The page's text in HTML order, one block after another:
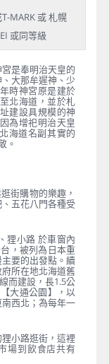
MARK 或 札幌
或同等級
是奉明治天皇的
大那牟遲神、少
時神宮原是建於
北海道，並於札
建設具規模的神
為增祀明治天皇
海道名副其實的
。
街購物的樂趣，
五花八門各種受
狸小路 於車窗內
，被列為日本重
要的出發點。續
所在地北海道舊
而建設，長1.5公
大通公園】，以
西北；為每年一
小路逛街，這裡
場到飲食店共有